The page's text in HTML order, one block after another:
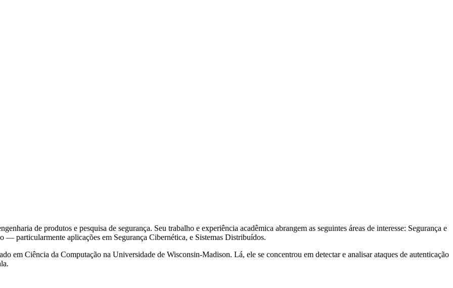
de produtos e pesquisa de segurança. Seu trabalho e experiência acadêmica abrangem as seguintes áreas de interesse: Segurança e
particularmente aplicações em Segurança Cibernética, e Sistemas Distribuídos.
em Ciência da Computação na Universidade de Wisconsin-Madison. Lá, ele se concentrou em detectar e analisar ataques de autenticação